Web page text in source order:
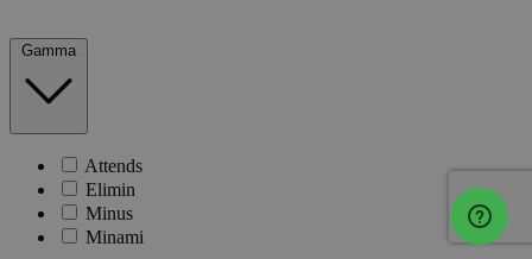
Gamma
Attends
Elimin
Minus
Minami